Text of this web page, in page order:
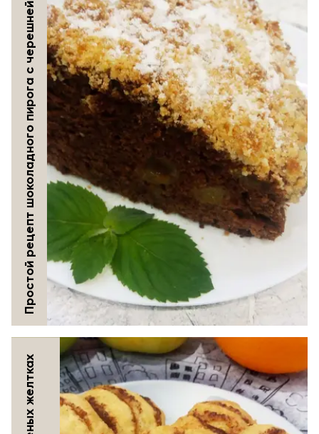
Простой рецепт шоколадного пирога с черешней